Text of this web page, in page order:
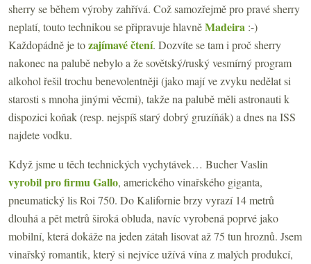
sherry se během výroby zahřívá. Což samozřejmě pro pravé sherry
neplatí, touto technikou se připravuje hlavněMadeira :-)
Každopádně je tozajímavé čtení. Dozvíte se tam i proč sherry
nakonec na palubě nebylo a že sovětský/ruský vesmírný program
alkohol řešil trochu benevolentněji (jako mají ve zvyku nedělat si
starosti s mnoha jinými věcmi), takže na palubě měli astronauti k
dispozici koňak (resp. nejspíš starý dobrý gruzíňák) a dnes na ISS
najdete vodku.
Když jsme u těch technických vychytávek… Bucher Vaslin
vyrobil pro firmu Gallo, amerického vinařského giganta,
pneumatický lis Roi 750. Do Kalifornie brzy vyrazí 14 metrů
dlouhá a pět metrů široká obluda, navíc vyrobená poprvé jako
mobilní, která dokáže na jeden zátah lisovat až 75 tun hroznů. Jsem
vinařský romantik, který si nejvíce užívá vína z malých produkcí,